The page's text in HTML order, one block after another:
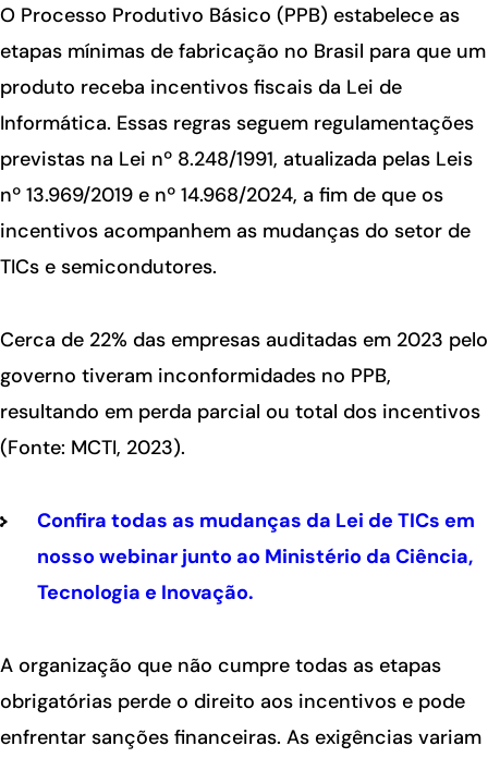
O Processo Produtivo Básico (PPB) estabelece as
etapas mínimas de fabricação no Brasil para que um
produto receba incentivos fiscais da Lei de
Informática. Essas regras seguem regulamentações
previstas na Lei nº 8.248/1991, atualizada pelas Leis
nº 13.969/2019 e nº 14.968/2024, a fim de que os
incentivos acompanhem as mudanças do setor de
TICs e semicondutores.
Cerca de 22% das empresas auditadas em 2023 pelo
governo tiveram inconformidades no PPB,
resultando em perda parcial ou total dos incentivos
(Fonte: MCTI, 2023).
Confira todas as mudanças da Lei de TICs em
nosso webinar junto ao Ministério da Ciência,
Tecnologia e Inovação.
A organização que não cumpre todas as etapas
obrigatórias perde o direito aos incentivos e pode
enfrentar sanções financeiras. As exigências variam